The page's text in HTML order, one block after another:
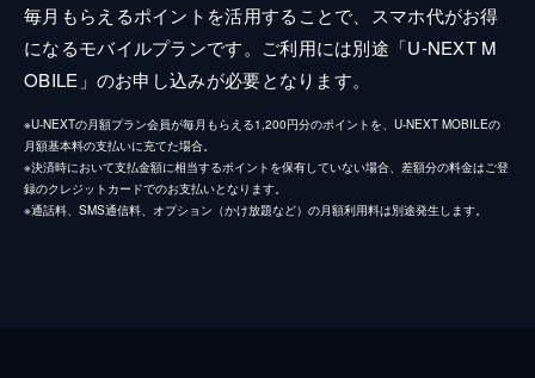
毎月もらえるポイントを活用することで、スマホ代がお得
になるモバイルプランです。ご利用には別途「U-NEXT M
OBILE」のお申し込みが必要となります。
※U-NEXTの月額プラン会員が毎月もらえる1,200円分のポイントを、U-NEXT MOBILEの
月額基本料の支払いに充てた場合。
※決済時において支払金額に相当するポイントを保有していない場合、差額分の料金はご登
録のクレジットカードでのお支払いとなります。
※通話料、SMS通信料、オプション（かけ放題など）の月額利用料は別途発生します。